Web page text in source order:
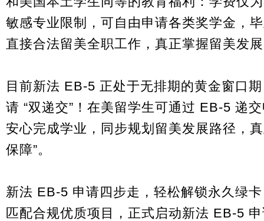
敏感专业限制，可自由申请各类奖学金，
直接合法留美全职工作，真正掌握留美发
目前新法 EB-5 正处于无排期的黄金窗口
请 “双递交”！在美留学生可通过 EB-5 递
安心完成学业，同步规划留美发展路径，
保障”。
新法 EB-5 申请四步走，轻松解锁永久绿卡
匹配合规优质项目，正式启动新法 EB-5